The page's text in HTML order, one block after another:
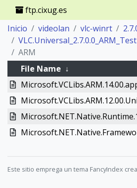
ftp.cixug.es
Inicio
videolan vlc-winrt
VLC.Universal_2.7.0.0_ARM_Test
ARM
File Name ↓
Este sitio emprega un tema FancyIndex